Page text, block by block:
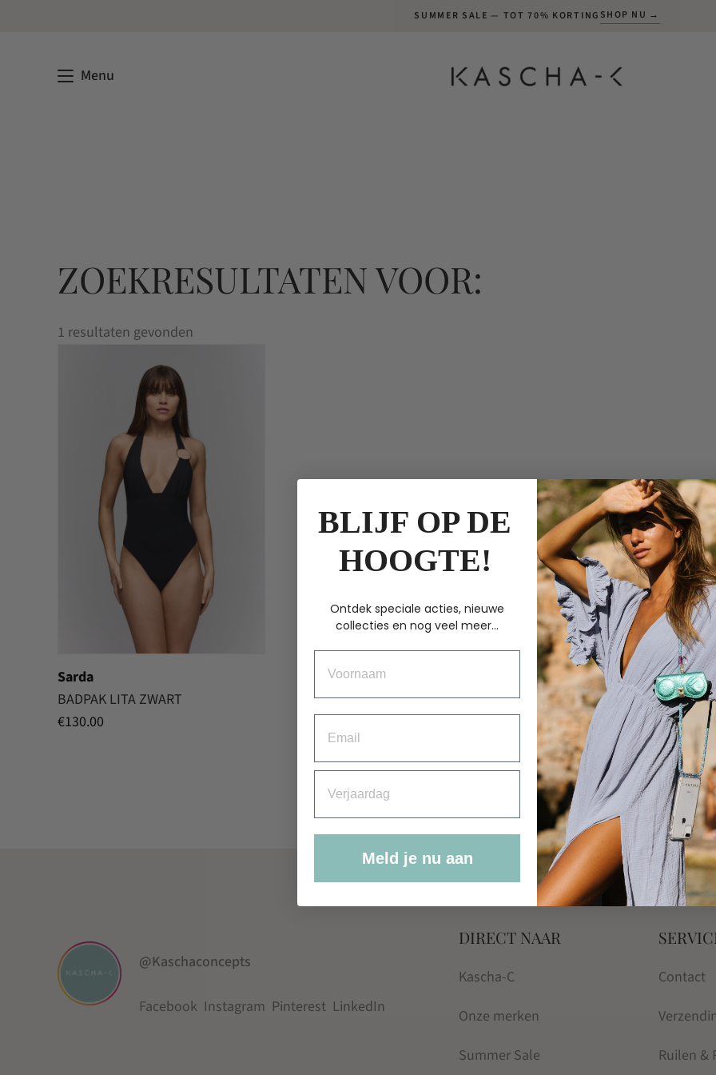
SUMMER SALE — TOT 70% KORTING SHOP NU →
Menu
ZOEKRESULTATEN VOOR:
1 resultaten gevonden
Sarda
BADPAK LITA ZWART
€130.00
@Kaschaconcepts
Facebook Instagram Pinterest LinkedIn
DIRECT NAAR
Kascha-C
Onze merken
Summer Sale
Contact
Ruilen &
BLIJF OP DE
HOOGTE!
Ontdek speciale acties, nieuwe
collecties en nog veel meer...
Meld je nu aan